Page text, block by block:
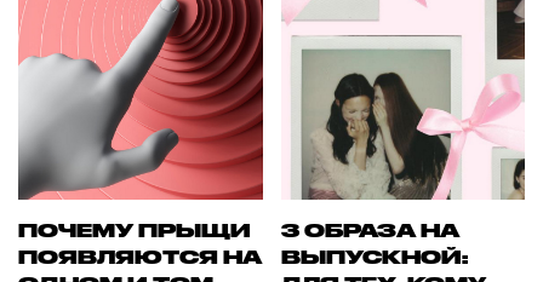
ПОЧЕМУ ПРЫЩИ
ПОЯВЛЯЮТСЯ НА
3 ОБРАЗА НА
ВЫПУСКНОЙ: